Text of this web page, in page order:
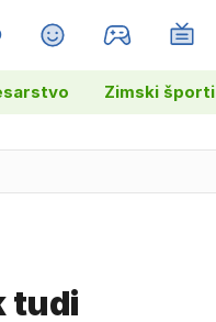
MAGAZIN
Zimski športi
tudi